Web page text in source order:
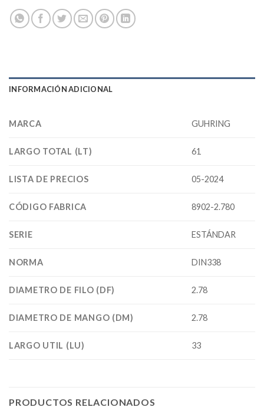
INFORMACIÓN ADICIONAL
MARCA GUHRING
LARGO TOTAL (LT) 61
LISTA DE PRECIOS 05-2024
CÓDIGO FABRICA 8902-2.780
SERIE ESTÁNDAR
NORMA DIN338
DIAMETRO DE FILO (DF) 2.78
DIAMETRO DE MANGO (DM) 2.78
LARGO UTIL (LU) 33
PRODUCTOS RELACIONADOS